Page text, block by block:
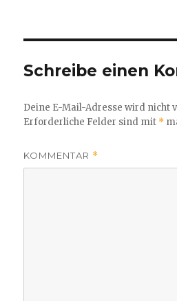
Schreibe einen
Deine E-Mail-Adresse wird nicht
Erforderliche Felder sind mit *
KOMMENTAR *